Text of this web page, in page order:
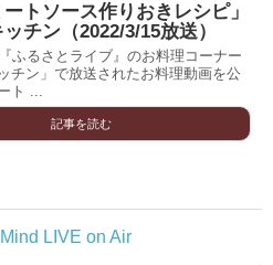
ートソース作りおきレシピ」
チン（2022/3/15放送）
ふるさとライブ』のお料理コーナー
チン」で放送されたお料理動画を公
ト ...
記事を読む
LIVE on Air